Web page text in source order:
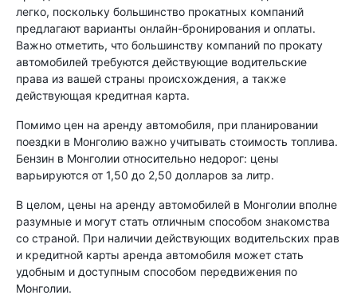
легко, поскольку большинство прокатных компаний
предлагают варианты онлайн-бронирования и оплаты.
Важно отметить, что большинству компаний по прокату
автомобилей требуются действующие водительские
права из вашей страны происхождения, а также
действующая кредитная карта.
Помимо цен на аренду автомобиля, при планировании
поездки в Монголию важно учитывать стоимость топлива.
Бензин в Монголии относительно недорог: цены
варьируются от 1,50 до 2,50 долларов за литр.
В целом, цены на аренду автомобилей в Монголии вполне
разумные и могут стать отличным способом знакомства
со страной. При наличии действующих водительских прав
и кредитной карты аренда автомобиля может стать
удобным и доступным способом передвижения по
Монголии.